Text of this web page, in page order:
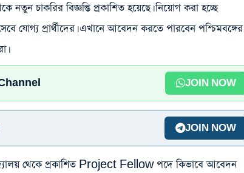
নতুন চাকরির বিজ্ঞপ্তি প্রকাশিত হয়েছে। নিয়োগ করা হচ্ছে
প্রার্থীদের। এখানে আবেদন করতে পারবেন পশ্চিমবঙ্গের
JOIN NOW
JOIN NOW
থেকে প্রকাশিত Project Fellow পদে কিভাবে আবেদন